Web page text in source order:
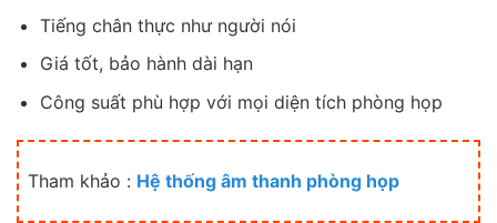
Tiếng chân thực như người nói
Giá tốt, bảo hành dài hạn
Công suất phù hợp với mọi diện tích phòng họp
Tham khảo : Hệ thống âm thanh phòng họp